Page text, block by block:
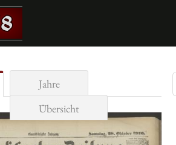
Jahre
Übersicht